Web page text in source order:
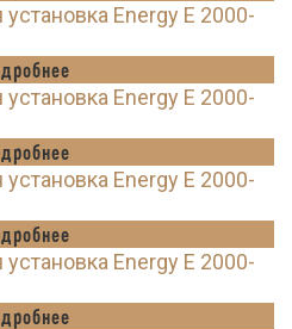
Energy E 2000-
Energy E 2000-
Energy E 2000-
Energy E 2000-